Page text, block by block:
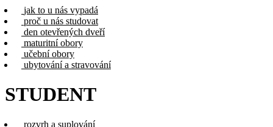
jak to u nás vypadá
proč u nás studovat
den otevřených dveří
maturitní obory
učební obory
ubytování a stravování
STUDENT
rozvrh a suplování